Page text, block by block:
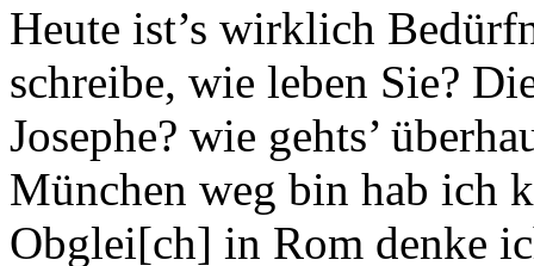
Heute ist’s wirklich
schreibe, wie leben Sie?
Josephe? wie gehts’
München weg bin hab ich
Obglei[ch] in Rom denke